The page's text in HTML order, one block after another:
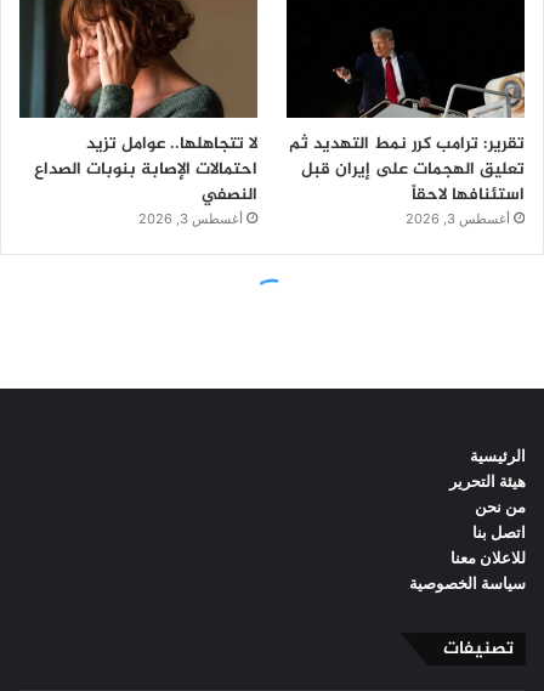
الرئيسية
هيئة التحرير
من نحن
اتصل بنا
للاعلان معنا
سياسة الخصوصية
تصنيفات